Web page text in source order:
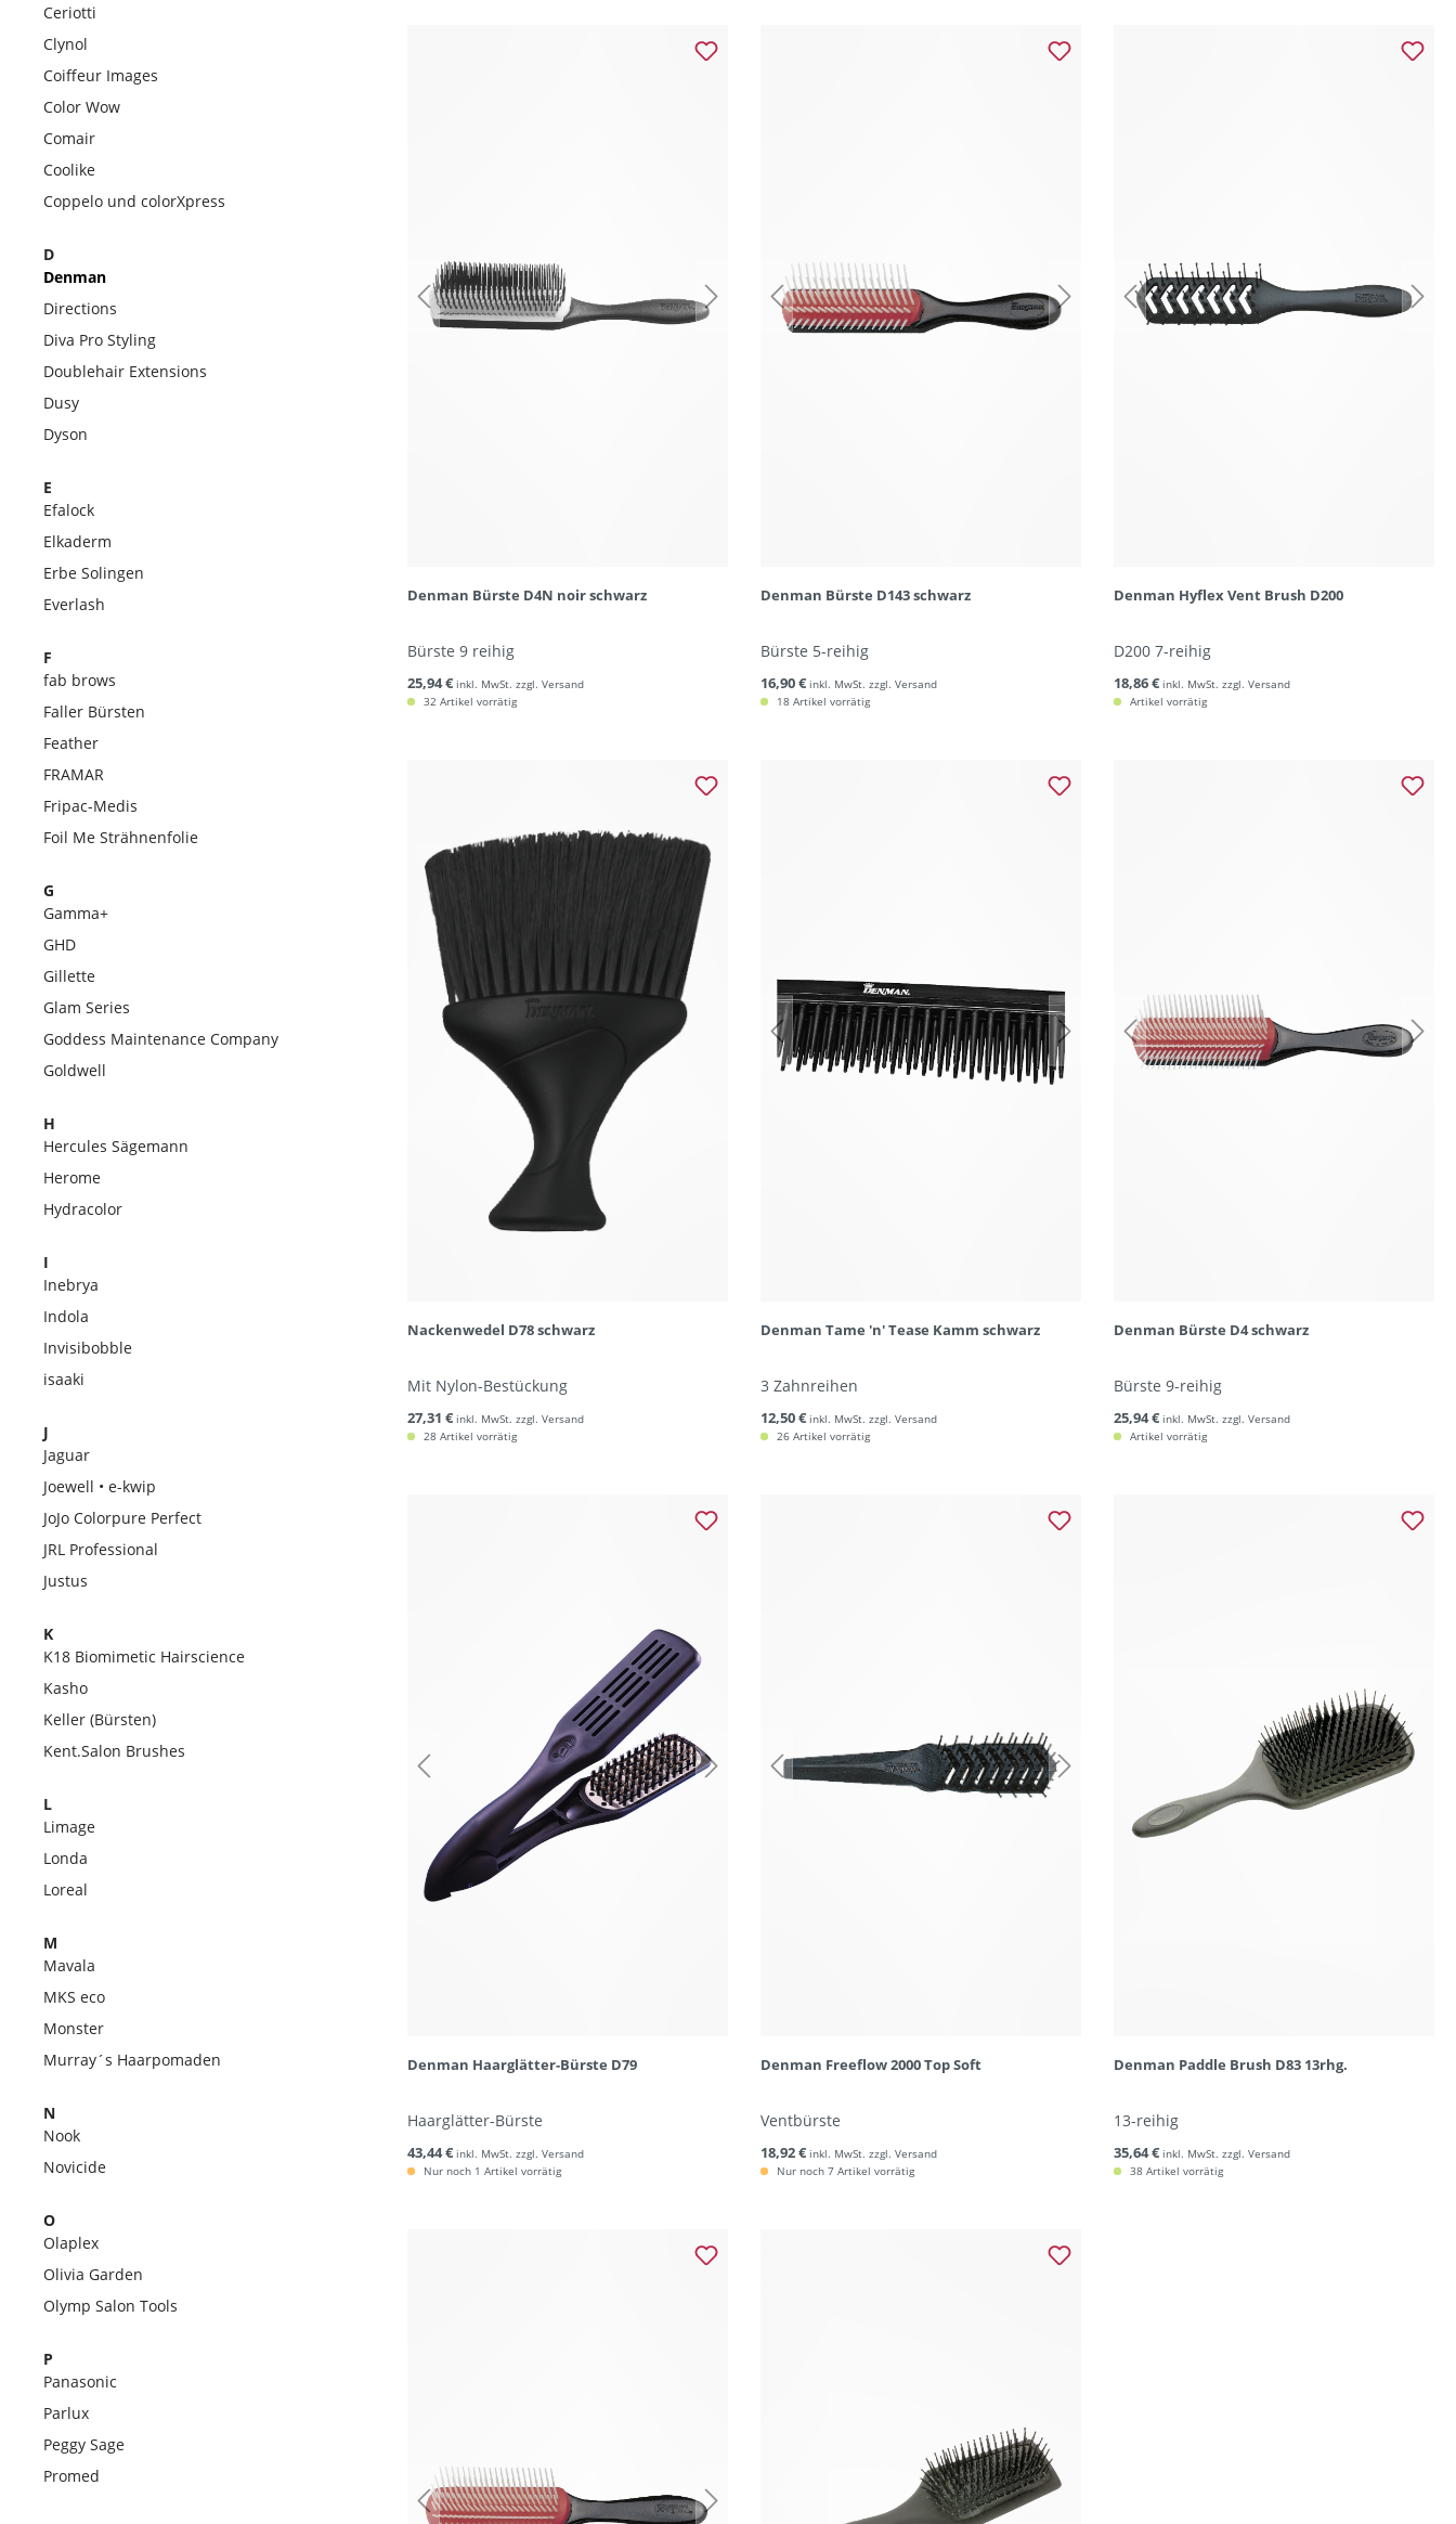
Ceriotti
Clynol
Coiffeur Images
Color Wow
Comair
Coolike
Coppelo und colorXpress
D
Denman
Directions
Diva Pro Styling
Doublehair Extensions
Dusy
Dyson
E
Efalock
Elkaderm
Erbe Solingen
Everlash
F
fab brows
Faller Bürsten
Feather
FRAMAR
Fripac-Medis
Foil Me Strähnenfolie
G
Gamma+
GHD
Gillette
Glam Series
Goddess Maintenance Company
Goldwell
H
Hercules Sägemann
Herome
Hydracolor
I
Inebrya
Indola
Invisibobble
isaaki
J
Jaguar
Joewell • e-kwip
JoJo Colorpure Perfect
JRL Professional
Justus
K
K18 Biomimetic Hairscience
Kasho
Keller (Bürsten)
Kent.Salon Brushes
L
Limage
Londa
Loreal
M
Mavala
MKS eco
Monster
Murray´s Haarpomaden
N
Nook
Novicide
O
Olaplex
Olivia Garden
Olymp Salon Tools
P
Panasonic
Parlux
Peggy Sage
Promed
Denman Bürste D4N noir schwarz
Bürste 9 reihig
25,94 € inkl. MwSt. zzgl. Versand
32 Artikel vorrätig
Denman Bürste D143 schwarz
Bürste 5-reihig
16,90 € inkl. MwSt. zzgl. Versand
18 Artikel vorrätig
Denman Hyflex Vent Brush D200
D200 7-reihig
18,86 € inkl. MwSt. zzgl. Versand
Artikel vorrätig
Nackenwedel D78 schwarz
Mit Nylon-Bestückung
27,31 € inkl. MwSt. zzgl. Versand
28 Artikel vorrätig
Denman Tame 'n' Tease Kamm schwarz
3 Zahnreihen
12,50 € inkl. MwSt. zzgl. Versand
26 Artikel vorrätig
Denman Bürste D4 schwarz
Bürste 9-reihig
25,94 € inkl. MwSt. zzgl. Versand
Artikel vorrätig
Denman Haarglätter-Bürste D79
Haarglätter-Bürste
43,44 € inkl. MwSt. zzgl. Versand
Nur noch 1 Artikel vorrätig
Denman Freeflow 2000 Top Soft
Ventbürste
18,92 € inkl. MwSt. zzgl. Versand
Nur noch 7 Artikel vorrätig
Denman Paddle Brush D83 13rhg.
13-reihig
35,64 € inkl. MwSt. zzgl. Versand
38 Artikel vorrätig